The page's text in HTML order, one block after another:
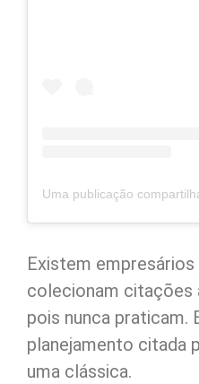
Existem
colecionam citações
pois nunca praticam.
planejamento citada
uma clássica.